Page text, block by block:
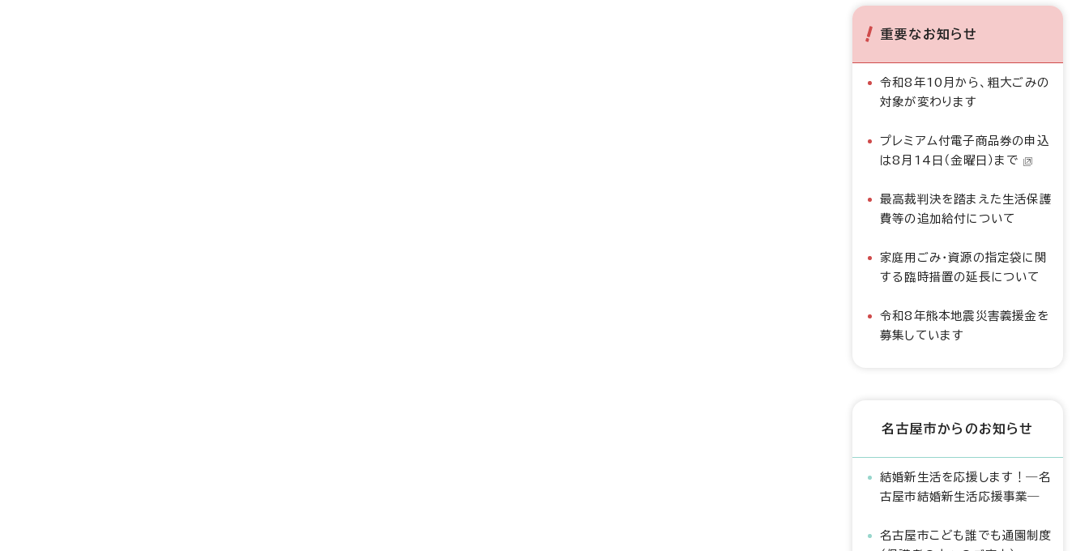
重要なお知らせ
令和8年10月から、粗大ごみの
対象が変わります
プレミアム付電子商品券の申込
は8月14日（金曜日）まで
最高裁判決を踏まえた生活保護
費等の追加給付について
家庭用ごみ・資源の指定袋に関
する臨時措置の延長について
令和8年熊本地震災害義援金を
募集しています
名古屋市からのお知らせ
結婚新生活を応援します！―名
古屋市結婚新生活応援事業―
名古屋市こども誰でも通園制度